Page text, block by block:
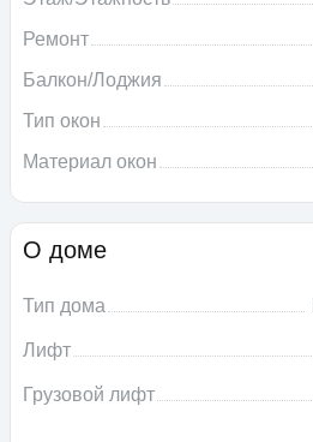
Ремонт
Балкон/Лоджия
Тип окон
Материал окон
О доме
Тип дома
Лифт
Грузовой лифт